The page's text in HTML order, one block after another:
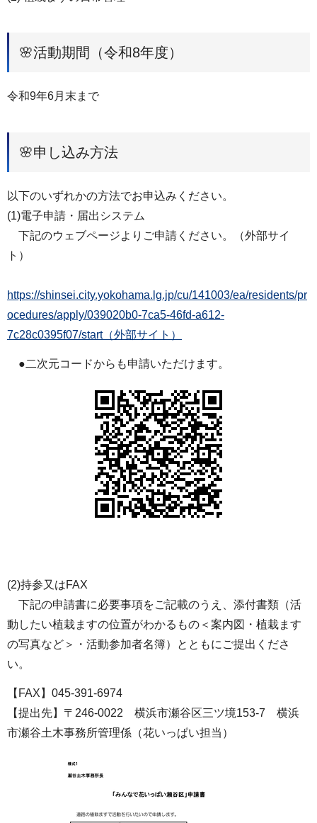
🌸活動期間（令和8年度）
令和9年6月末まで
🌸申し込み方法
以下のいずれかの方法でお申込みください。
(1)電子申請・届出システム
下記のウェブページよりご申請ください。（外部サイ
ト）
https://shinsei.city.yokohama.lg.jp/cu/141003/ea/residents/pr
ocedures/apply/039020b0-7ca5-46fd-a612-
7c28c0395f07/start（外部サイト）
●二次元コードからも申請いただけます。
(2)持参又はFAX
下記の申請書に必要事項をご記載のうえ、添付書類（活
動したい植栽ますの位置がわかるもの＜案内図・植栽ます
の写真など＞・活動参加者名簿）とともにご提出くださ
い。
【FAX】045-391-6974
【提出先】〒246-0022 横浜市瀬谷区三ツ境153-7 横浜
市瀬谷土木事務所管理係（花いっぱい担当）